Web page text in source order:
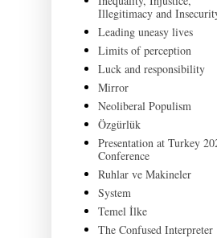
Illegitimacy and
Leading uneasy lives
Limits of perception
Luck and responsibility
Mirror
Neoliberal Populism
Özgürlük
Presentation at Turkey
Conference
Ruhlar ve Makineler
System
Temel İlke
The Confused Interpreter